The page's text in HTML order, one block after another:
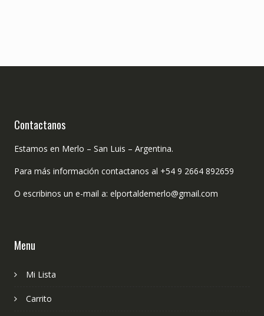
Contactanos
Estamos en Merlo – San Luis – Argentina.
Para más información contactanos al +54 9 2664 892659
O escribinos un e-mail a: elportaldemerlo@gmail.com
Menu
Mi Lista
Carrito